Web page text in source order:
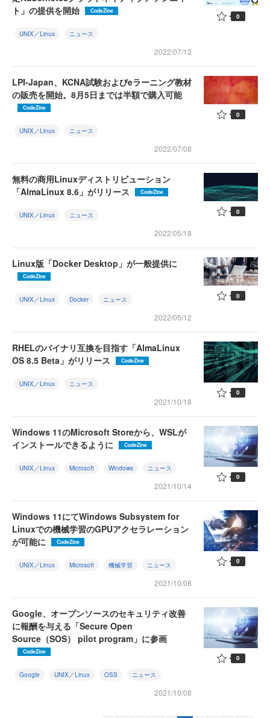
ト」の提供を開始
CodeZine
UNIX／Linux ニュース
2022/07/12
0
LPI-Japan、KCNA試験およびeラーニング教材
の販売を開始。8月5日までは半額で購入可能
CodeZine
UNIX／Linux ニュース
2022/07/08
0
無料の商用Linuxディストリビューション
「AlmaLinux 8.6」がリリース
CodeZine
UNIX／Linux ニュース
2022/05/18
0
Linux版「Docker Desktop」が一般提供に
CodeZine
UNIX／Linux Docker ニュース
2022/05/12
0
RHELのバイナリ互換を目指す「AlmaLinux
OS 8.5 Beta」がリリース
CodeZine
UNIX／Linux ニュース
2021/10/18
0
Windows 11のMicrosoft Storeから、WSLが
インストールできるように
CodeZine
UNIX／Linux Microsoft Windows ニュース
2021/10/14
0
Windows 11にてWindows Subsystem for
Linuxでの機械学習のGPUアクセラレーション
が可能に
CodeZine
UNIX／Linux Microsoft 機械学習 ニュース
2021/10/08
0
Google、オープンソースのセキュリティ改善
に報酬を与える「Secure Open
Source（SOS） pilot program」に参画
CodeZine
Google UNIX／Linux OSS ニュース
2021/10/08
0